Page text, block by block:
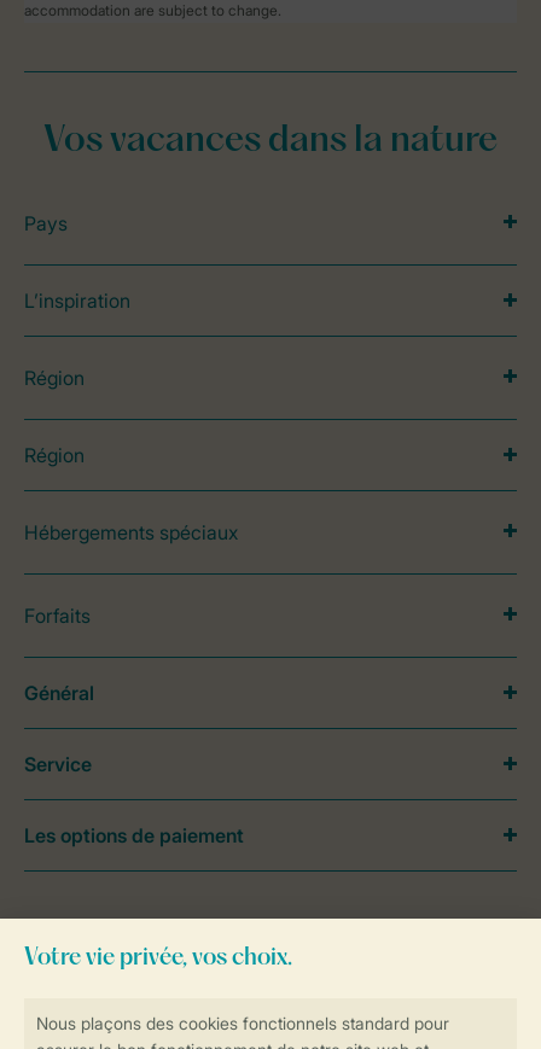
accommodation are subject to change.
Vos vacances dans la nature
Pays
L’inspiration
Région
Région
Hébergements spéciaux
Forfaits
contactez notreContact Center.
Général
Service
Les options de paiement